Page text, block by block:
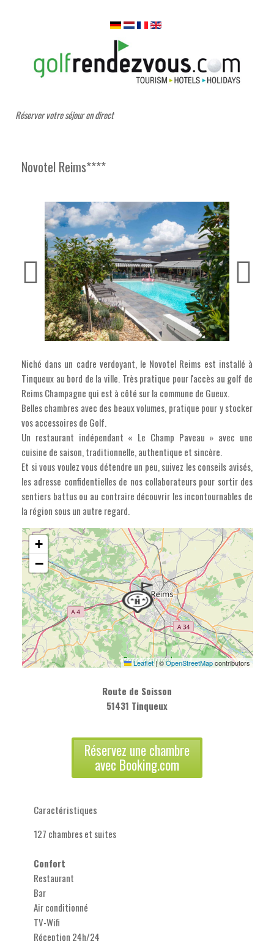
Réserver votre séjour en direct
Novotel Reims****
Niché dans un cadre verdoyant, le Novotel Reims est installé à
Tinqueux au bord de la ville. Très pratique pour l'accès au golf de
Reims Champagne qui est à côté sur la commune de Gueux.
Belles chambres avec des beaux volumes, pratique pour y stocker
vos accessoires de Golf.
Un restaurant indépendant « Le Champ Paveau » avec une
cuisine de saison, traditionnelle, authentique et sincère.
Et si vous voulez vous détendre un peu, suivez les conseils avisés,
les adresse confidentielles de nos collaborateurs pour sortir des
sentiers battus ou au contraire découvrir les incontournables de
la région sous un autre regard.
+
−
Leaflet |©OpenStreetMapcontributors
Route de Soisson
51431 Tinqueux
Réservez une chambre
avec Booking.com
Caractéristiques
127 chambres et suites
Confort
Restaurant
Bar
Air conditionné
TV-Wifi
Réception 24h/24